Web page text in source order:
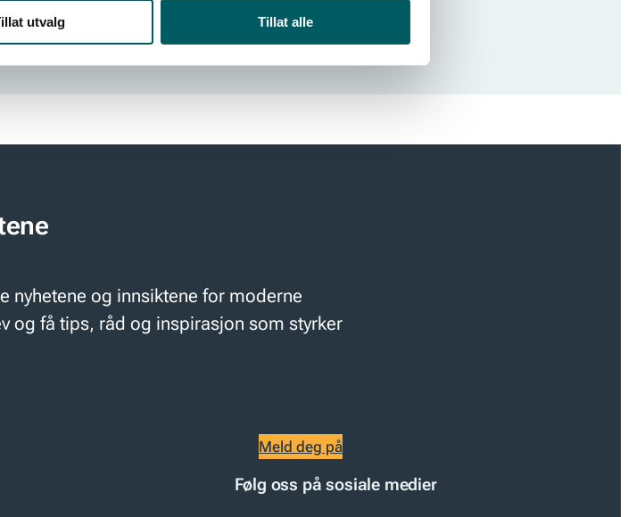
utvalg Tillat alle
nyhetene og innsiktene for moderne
og få tips, råd og inspirasjon som styrker
Meld deg på
Følg oss på sosiale medier